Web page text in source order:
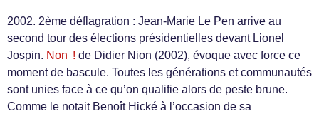
2002. 2ème déflagration : Jean-Marie Le Pen arrive au
second tour des élections présidentielles devant Lionel
Jospin. Non ! de Didier Nion (2002), évoque avec force ce
moment de bascule. Toutes les générations et communautés
sont unies face à ce qu’on qualifie alors de peste brune.
Comme le notait Benoît Hické à l’occasion de sa